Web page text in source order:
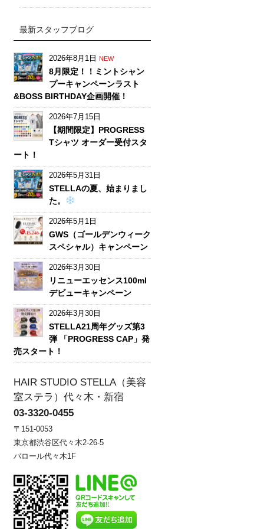
最新スタッフブログ
2026年8月1日 NEW
8月限定！！ミントシャン
プーキャンペーンラスト
&BOSS BIRTHDAY企画開催！
2026年7月15日
【期間限定】PROGRESS
Tシャツ オーダー受付スタ
ート！
2026年5月31日
STELLAの夏、始まりまし
た。
2026年5月1日
GWS（ゴールデンウィーク
スペシャル）キャンペーン
2026年3月30日
リニューエッセンス100ml
デビューキャンペーン
2026年3月30日
STELLA21周年グッズ第3
弾 「PROGRESS CAP」発
売スタート！
HAIR STUDIO STELLA（美容
室ステラ）代々木・新宿
03-3320-0455
〒151-0053
東京都渋谷区代々木2-26-5
バロール代々木1F